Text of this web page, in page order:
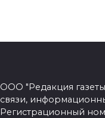
ООО "Редакция
связи,
Регистрационный